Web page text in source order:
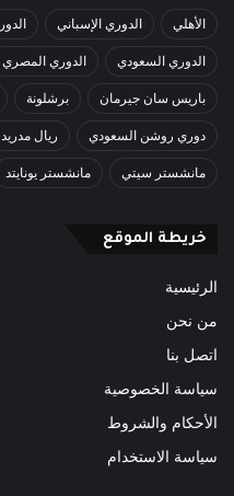
الأهلي الدوري الإسباني
الدوري السعودي الدوري المصري
باريس سان جيرمان برشلونة
دوري روشن السعودي ريال مدريد
مانشستر سيتي مانشستر يونايتد
خريطة الموقع
الرئيسية
من نحن
اتصل بنا
سياسة الخصوصية
الأحكام والشروط
سياسة الاستخدام